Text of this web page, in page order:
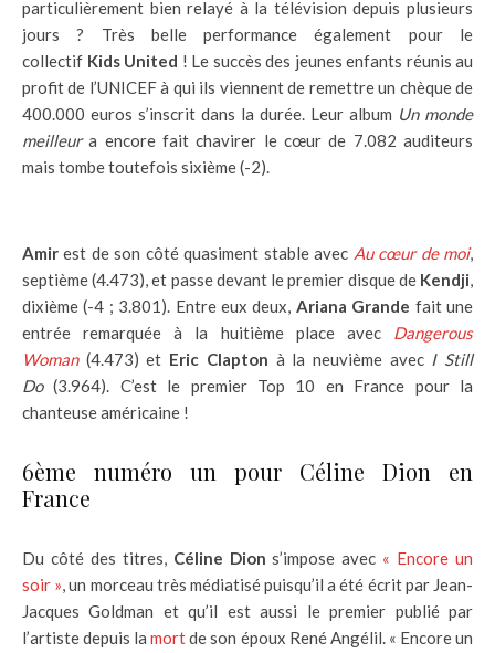
particulièrement bien relayé à la télévision depuis plusieurs
jours ? Très belle performance également pour le
collectif Kids United ! Le succès des jeunes enfants réunis au
profit de l’UNICEF à qui ils viennent de remettre un chèque de
400.000 euros s’inscrit dans la durée. Leur album Un monde
meilleura encore fait chavirer le cœur de 7.082 auditeurs
mais tombe toutefois sixième (-2).
Amir est de son côté quasiment stable avec Au cœur de moi,
septième (4.473), et passe devant le premier disque de Kendji,
dixième (-4 ; 3.801). Entre eux deux, Ariana Grande fait une
entrée remarquée à la huitième place avec Dangerous
Woman(4.473) et Eric Clapton à la neuvième avec I Still
Do(3.964). C’est le premier Top 10 en France pour la
chanteuse américaine !
6ème numéro un pour Céline Dion en
France
Du côté des titres, Céline Dion s’impose avec « Encore un
soir », un morceau très médiatisé puisqu’il a été écrit par Jean-
Jacques Goldman et qu’il est aussi le premier publié par
l’artiste depuis lamortde son époux René Angélil. « Encore un